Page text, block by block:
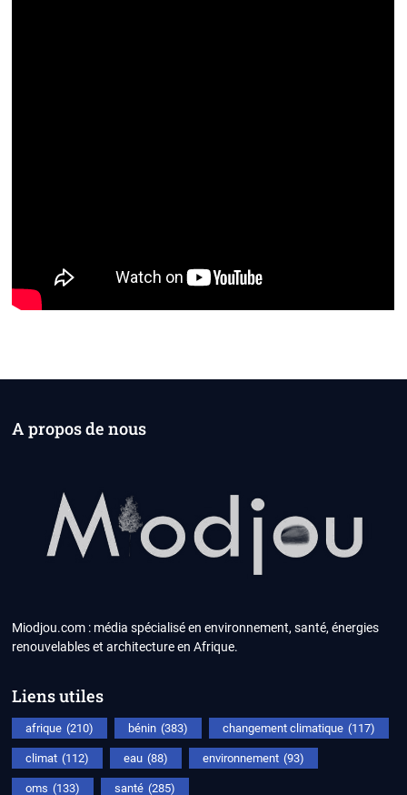
A propos de nous
Miodjou.com : média spécialisé en environnement, santé, énergies
renouvelables et architecture en Afrique.
Liens utiles
afrique (210) bénin (383) changement climatique (117)
climat (112) eau (88) environnement (93)
oms (133) santé (285)